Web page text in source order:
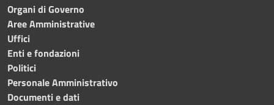
Organi di Governo
Aree Amministrative
Uffici
Enti e fondazioni
Politici
Personale Amministrativo
Documenti e dati